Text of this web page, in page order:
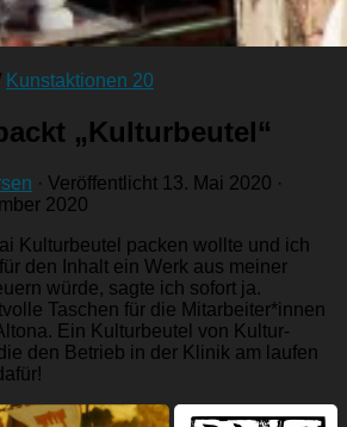
Kunstaktionen 20
„Kulturbeutel“
· Veröffentlicht 13. Mai 2020 ·
2020
Kulturbeutel packen wollte und ich
den Inhalt ein Werk aus meiner
würde, sagte ich sofort ja.
Taschen für die Mitarbeiter*innen
Ein Kulturbeutel von Kultur-
den Betrieb in der Klinik am laufen